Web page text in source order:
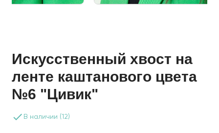
Искусственный хвост на
ленте каштанового цвета
№6 "Цивик"
done В наличии (12)